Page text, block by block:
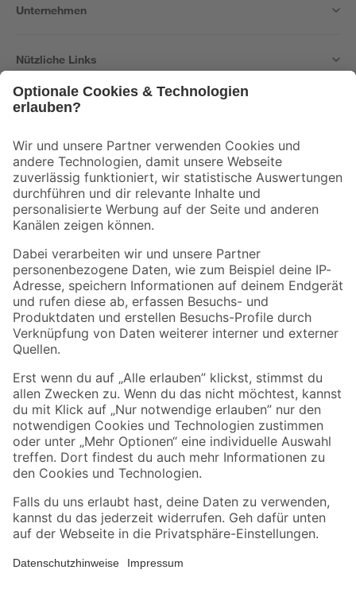
Unternehmen
Nützliche Links
Der toom Newsletter: Keine Angebote und Aktionen mehr verpassen!
Zur Newsletter Anmeldung
Folge uns
Zahlungsarten Versandarten
Sicher einkaufen
Jetzt die toom-App herunterladen
Alle Preisangaben in EUR inkl. gesetzl. MwSt.. Die dargestellten Angebote sind unter
Umständen nicht in allen Märkten verfügbar. Die angegebenen Verfügbarkeiten beziehen
Produkte nur solange der Vorrat reicht.
*Paketversand ab 59 € versandkostenfrei, gilt nicht für Artikel mit Speditionsversand, hier